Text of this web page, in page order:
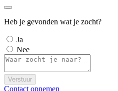
Heb je gevonden wat je zocht?
Ja
Nee
Verstuur
Contact opnemen